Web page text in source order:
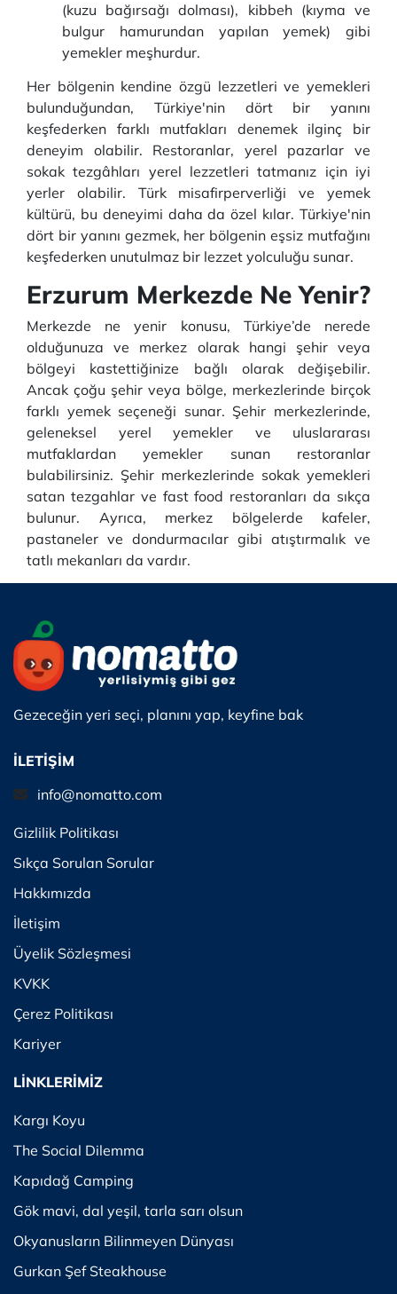
(kuzu bağırsağı dolması), kibbeh (kıyma ve
bulgur hamurundan yapılan yemek) gibi
yemekler meşhurdur.
Her bölgenin kendine özgü lezzetleri ve yemekleri
bulunduğundan, Türkiye'nin dört bir yanını
keşfederken farklı mutfakları denemek ilginç bir
deneyim olabilir. Restoranlar, yerel pazarlar ve
sokak tezgâhları yerel lezzetleri tatmanız için iyi
yerler olabilir. Türk misafirperverliği ve yemek
kültürü, bu deneyimi daha da özel kılar. Türkiye'nin
dört bir yanını gezmek, her bölgenin eşsiz mutfağını
keşfederken unutulmaz bir lezzet yolculuğu sunar.
Erzurum Merkezde Ne Yenir?
Merkezde ne yenir konusu, Türkiye’de nerede
olduğunuza ve merkez olarak hangi şehir veya
bölgeyi kastettiğinize bağlı olarak değişebilir.
Ancak çoğu şehir veya bölge, merkezlerinde birçok
farklı yemek seçeneği sunar. Şehir merkezlerinde,
geleneksel yerel yemekler ve uluslararası
mutfaklardan yemekler sunan restoranlar
bulabilirsiniz. Şehir merkezlerinde sokak yemekleri
satan tezgahlar ve fast food restoranları da sıkça
bulunur. Ayrıca, merkez bölgelerde kafeler,
pastaneler ve dondurmacılar gibi atıştırmalık ve
tatlı mekanları da vardır.
Gezeceğin yeri seçi, planını yap, keyfine bak
İLETİŞİM
info@nomatto.com
Gizlilik Politikası
Sıkça Sorulan Sorular
Hakkımızda
İletişim
Üyelik Sözleşmesi
KVKK
Çerez Politikası
Kariyer
LİNKLERİMİZ
Kargı Koyu
The Social Dilemma
Kapıdağ Camping
Gök mavi, dal yeşil, tarla sarı olsun
Okyanusların Bilinmeyen Dünyası
Gurkan Şef Steakhouse